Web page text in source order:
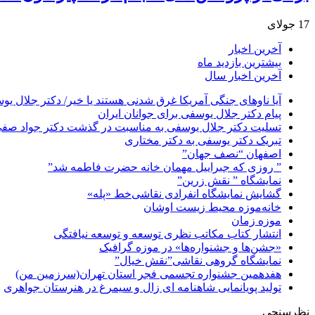
17 جولای
آخرین اخبار
بیشترین بازدید ماه
آخرین اخبار سال
آیا ناوهای جنگی آمریکا غرق شدنی هستند یا خیر/ دکتر جلال
پیام دکتر جلال یوسفی برای جوانان ایران
تسلیت دکتر جلال یوسفی به مناسبت در گذشت دکتر جواد صفی
تبریک دکتر یوسفی به دکتر مختاری
اصفهان “نصف جهان”
” روزی که جبراییل مهمان خانه حضرت فاطمه شد”
نمایشگاه ” نقش زرین”
گشایش نمایشگاه انفرادی نقاشی‌خط «پله»
خانه‌موزه محیط‌ زیست اوشان
موزه زمان
انتشار کتاب مکاتب نظری توسعه و توسعه نیافتگی
«جشن‌ها و جشنواره‌ها» در موزه گرافیک
نمایشگاه گروهی نقاشی”نقش خیال”
هفدهمین جشنواره تجسمی فجر استان تهران(سرزمین من)
تولید پویانمایی شاهنامه ای زال و سیمرغ در هنرستان جواهری
نظرسنجی